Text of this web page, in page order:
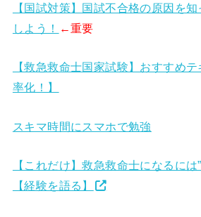
【国試対策】国試不合格の原因を
しよう！
←重要
【救急救命士国家試験】おすすめ
率化！】
スキマ時間にスマホで勉強
【これだけ】救急救命士になるには
【経験を語る】